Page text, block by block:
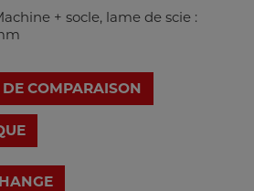
+ socle, lame de scie :
COMPARAISON